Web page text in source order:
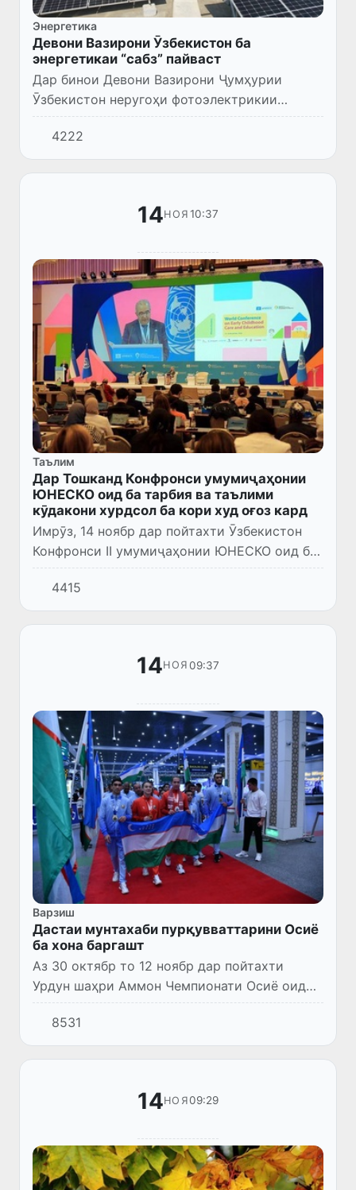
Энергетика
Девони Вазирони Ӯзбекистон ба
энергетикаи “сабз” пайваст
Дар бинои Девони Вазирони Ҷумҳурии
Ӯзбекистон неругоҳи фотоэлектрикии
офтобӣ бо иктидори 630 кВт ба кор андохта
шуд.4222
14НОЯ 10:37
Таълим
Дар Тошканд Конфронси умумиҷаҳонии
ЮНЕСКО оид ба тарбия ва таълими
кӯдакони хурдсол ба кори худ оғоз кард
Имрӯз, 14 ноябр дар пойтахти Ӯзбекистон
Конфронси II умумиҷаҳонии ЮНЕСКО оид ба
тарбия ва таълими кӯдакони хурдсол
(Форуми глобалӣ) ба кори худ оғоз кард.
4415
14НОЯ 09:37
Варзиш
Дастаи мунтахаби пурқувваттарини Осиё
ба хона баргашт
Аз 30 октябр то 12 ноябр дар пойтахти
Урдун шаҳри Аммон Чемпионати Осиё оид
ба бокс байни калонсолон баргузор шуд.
8531
14НОЯ09:29